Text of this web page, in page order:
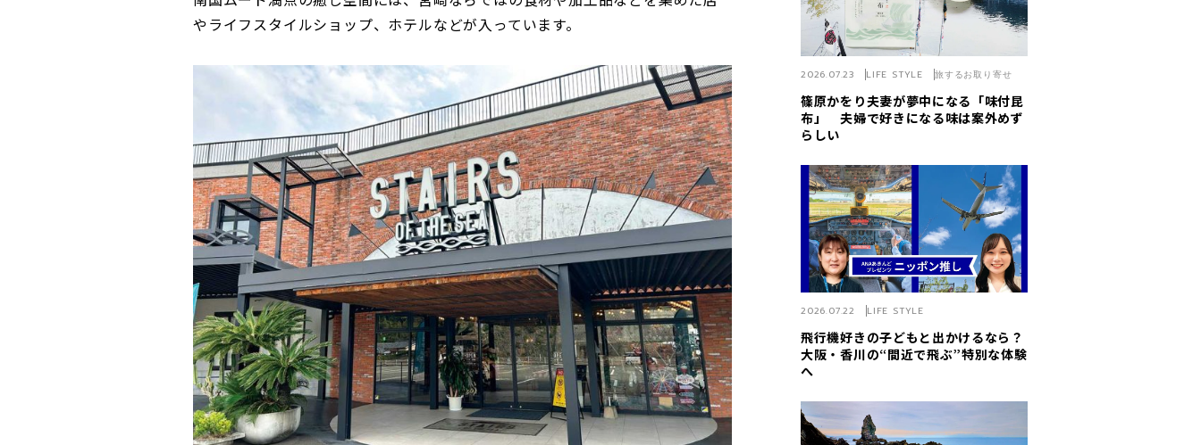
やライフスタイルショップ、ホテルなどが入っています。
篠原かをり夫妻が夢中になる「味付昆
布」 夫婦で好きになる味は案外めず
らしい
2026.07.23 LIFE STYLE 旅するお取り寄せ
飛行機好きの子どもと出かけるなら？
大阪・香川の“間近で飛ぶ”特別な体験
へ
2026.07.22 LIFE STYLE